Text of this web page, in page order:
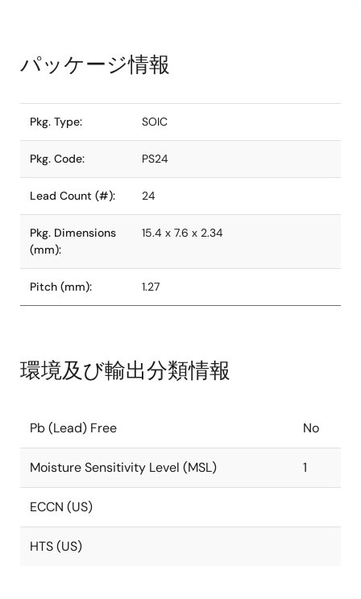
パッケージ情報
Pkg. Type: SOIC
Pkg. Code: PS24
Lead Count (#): 24
Pkg. Dimensions
(mm):
15.4 x 7.6 x 2.34
Pitch (mm): 1.27
環境及び輸出分類情報
Pb (Lead) Free No
Moisture Sensitivity Level (MSL) 1
ECCN (US)
HTS (US)